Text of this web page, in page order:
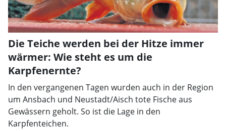
Die Teiche werden bei der Hitze immer
wärmer: Wie steht es um die
Karpfenernte?
In den vergangenen Tagen wurden auch in der Region
um Ansbach und Neustadt/Aisch tote Fische aus
Gewässern geholt. So ist die Lage in den
Karpfenteichen.